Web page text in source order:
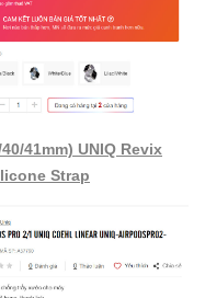
41mm) UNIQ Revix
Strap